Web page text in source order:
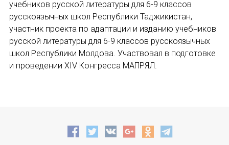
Международная конференция по РКИ в
Международный форум TERRA RUSISTICA в
Семинар в Абу-Даби: Русский язык и
«Вопросы русского языка в юридических
учебников русской литературы для 6-9 классов
русскоязычных школ Республики Таджикистан,
участник проекта по адаптации и изданию учебников
русской литературы для 6-9 классов русскоязычных
школ Республики Молдова. Участвовал в подготовке
и проведении XIV Конгресса МАПРЯЛ.
Отправить